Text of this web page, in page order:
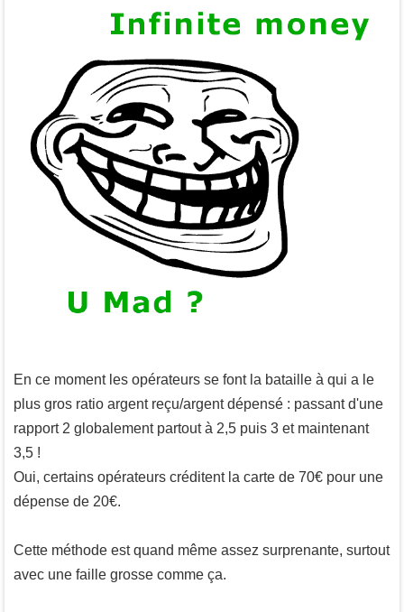
En ce moment les opérateurs se font la bataille à qui a le
plus gros ratio argent reçu/argent dépensé : passant d'une
rapport 2 globalement partout à 2,5 puis 3 et maintenant
3,5 !
Oui, certains opérateurs créditent la carte de 70€ pour une
dépense de 20€.
Cette méthode est quand même assez surprenante, surtout
avec une faille grosse comme ça.